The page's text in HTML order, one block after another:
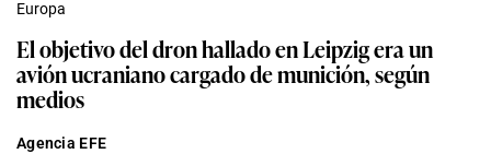
Europa
El objetivo del dron hallado en Leipzig era un
avión ucraniano cargado de munición, según
medios
Agencia EFE